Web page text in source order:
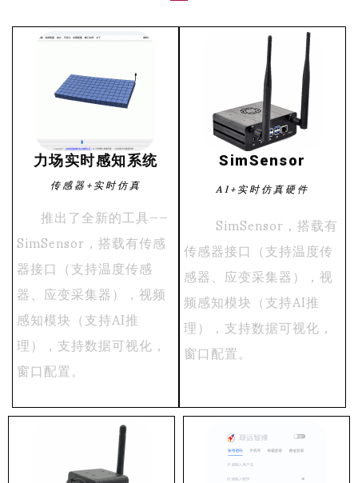
力场实时感知系统
传感器+实时仿真
推出了全新的工具——
SimSensor，搭载有传感
器接口（支持温度传感
器、应变采集器），视频
感知模块（支持AI推
理），支持数据可视化，
窗口配置。
SimSensor
AI+实时仿真硬件
SimSensor，搭载有
传感器接口（支持温度传
感器、应变采集器），视
频感知模块（支持AI推
理），支持数据可视化，
窗口配置。